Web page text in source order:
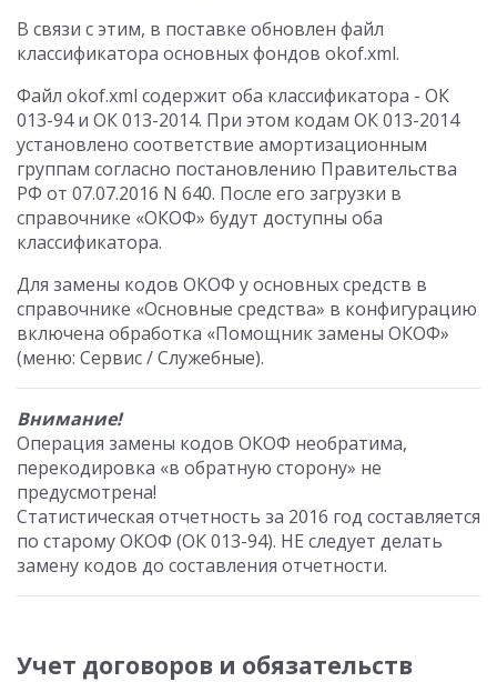
В связи с этим, в поставке обновлен файл
классификатора основных фондов okof.xml.
Файл okof.xml содержит оба классификатора - ОК
013-94 и ОК 013-2014. При этом кодам ОК 013-2014
установлено соответствие амортизационным
группам согласно постановлению Правительства
РФ от 07.07.2016 N 640. После его загрузки в
справочнике «ОКОФ» будут доступны оба
классификатора.
Для замены кодов ОКОФ у основных средств в
справочнике «Основные средства» в конфигурацию
включена обработка «Помощник замены ОКОФ»
(меню: Сервис / Служебные).
Внимание!
Операция замены кодов ОКОФ необратима,
перекодировка «в обратную сторону» не
предусмотрена!
Статистическая отчетность за 2016 год составляется
по старому ОКОФ (ОК 013-94). НЕ следует делать
замену кодов до составления отчетности.
Учет договоров и обязательств